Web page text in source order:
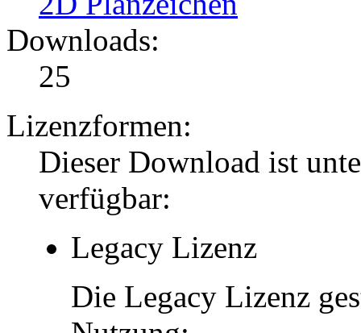
Downloads:
25
Lizenzformen:
Dieser Download ist
verfügbar:
Legacy Lizenz
Die Legacy Lizenz